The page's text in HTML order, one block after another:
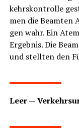
kehrs­kon­trol­le
men die Beam­ten
gen wahr. Ein
Ergeb­nis. Die
und stell­ten den
Leer —